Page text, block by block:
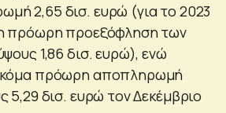
2,65 δισ. ευρώ (για το 2023
πρόωρη προεξόφληση των
1,86 δισ. ευρώ), ενώ
πρόωρη αποπληρωμή
5,29 δισ. ευρώ τον Δεκέμβριο